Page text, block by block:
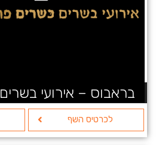
בראבוס – אירועי בשרים
לכרטיס השף